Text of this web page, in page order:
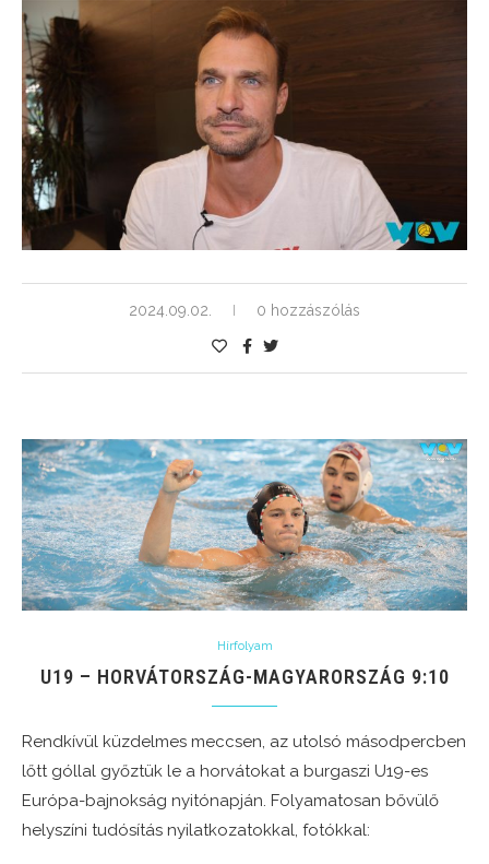
2024.09.02. 0 hozzászólás
Hírfolyam
U19 – HORVÁTORSZÁG-MAGYARORSZÁG 9:10
Rendkívül küzdelmes meccsen, az utolsó másodpercben
lőtt góllal győztük le a horvátokat a burgaszi U19-es
Európa-bajnokság nyitónapján. Folyamatosan bővülő
helyszíni tudósítás nyilatkozatokkal, fotókkal: